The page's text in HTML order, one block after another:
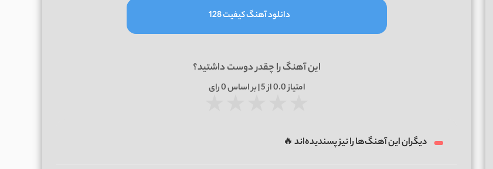
دانلود آهنگ کیفیت 128
این آهنگ را چقدر دوست داشتید؟
امتیاز0.0از 5 | بر اساس 0رای
دیگران این آهنگ‌ها را نیز پسندیده‌اند 🔥